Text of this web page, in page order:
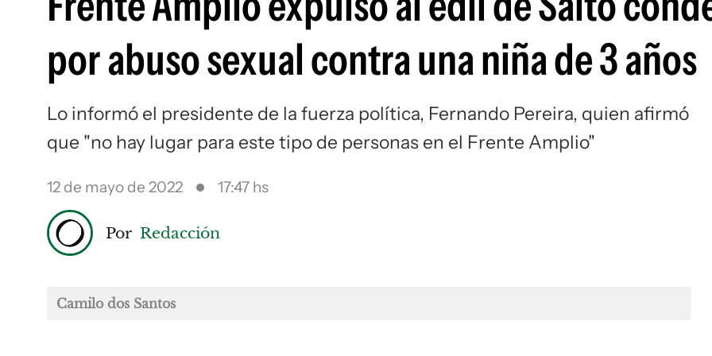
por abuso sexual contra una niña de 3 años
Lo informó el presidente de la fuerza política, Fernando Pereira, quien afirmó
que "no hay lugar para este tipo de personas en el Frente Amplio"
12 de mayo de 2022 17:47 hs
Por Redacción
Camilo dos Santos